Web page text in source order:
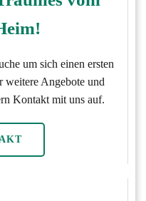
um sich einen ersten
weitere Angebote und
Kontakt mit uns auf.